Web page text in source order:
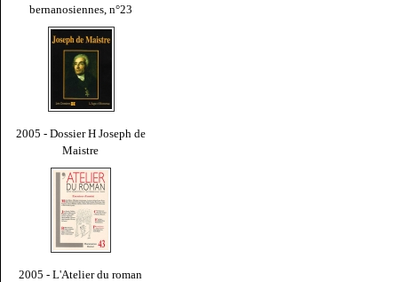
bernanosiennes, n°23
2005 - Dossier H Joseph de
Maistre
2005 - L'Atelier du roman